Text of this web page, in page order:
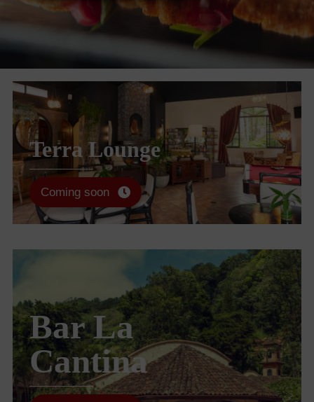
Terra Lounge
Coming soon
Bar La
Cantina